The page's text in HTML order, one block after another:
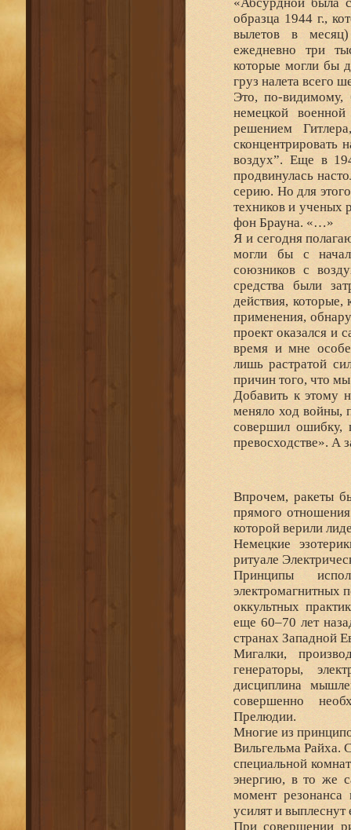
«Абсурдной была
образца 1944 г.,
вылетов в
ежедневно три
которые могли бы
груз налета всего
Это, по-видимому,
немецкой
решением
сконцентрировать
воздух”. Еще в
продвинулась
серию. Но для
техников и ученых
фон Брауна. «…»
Я и сегодня
могли бы с
союзников с
средства были
действия,
применения,
проект оказался и
время и мне
лишь растратой
причин того, что
Добавить к этому
меняло ход войны,
совершил ошибку,
превосходстве». А
Впрочем, ракеты
прямого
которой верили
Немецкие
ритуале
Принципы
электромагнитных
оккультных
еще 60–70 лет
странах Западной
Мигалки,
генераторы,
дисциплина
совершенно
Прелюдии.
Многие из
Вильгельма Райха.
специальной
энергию, в то же
момент резонанса
усилят и выплеснут
При совершении